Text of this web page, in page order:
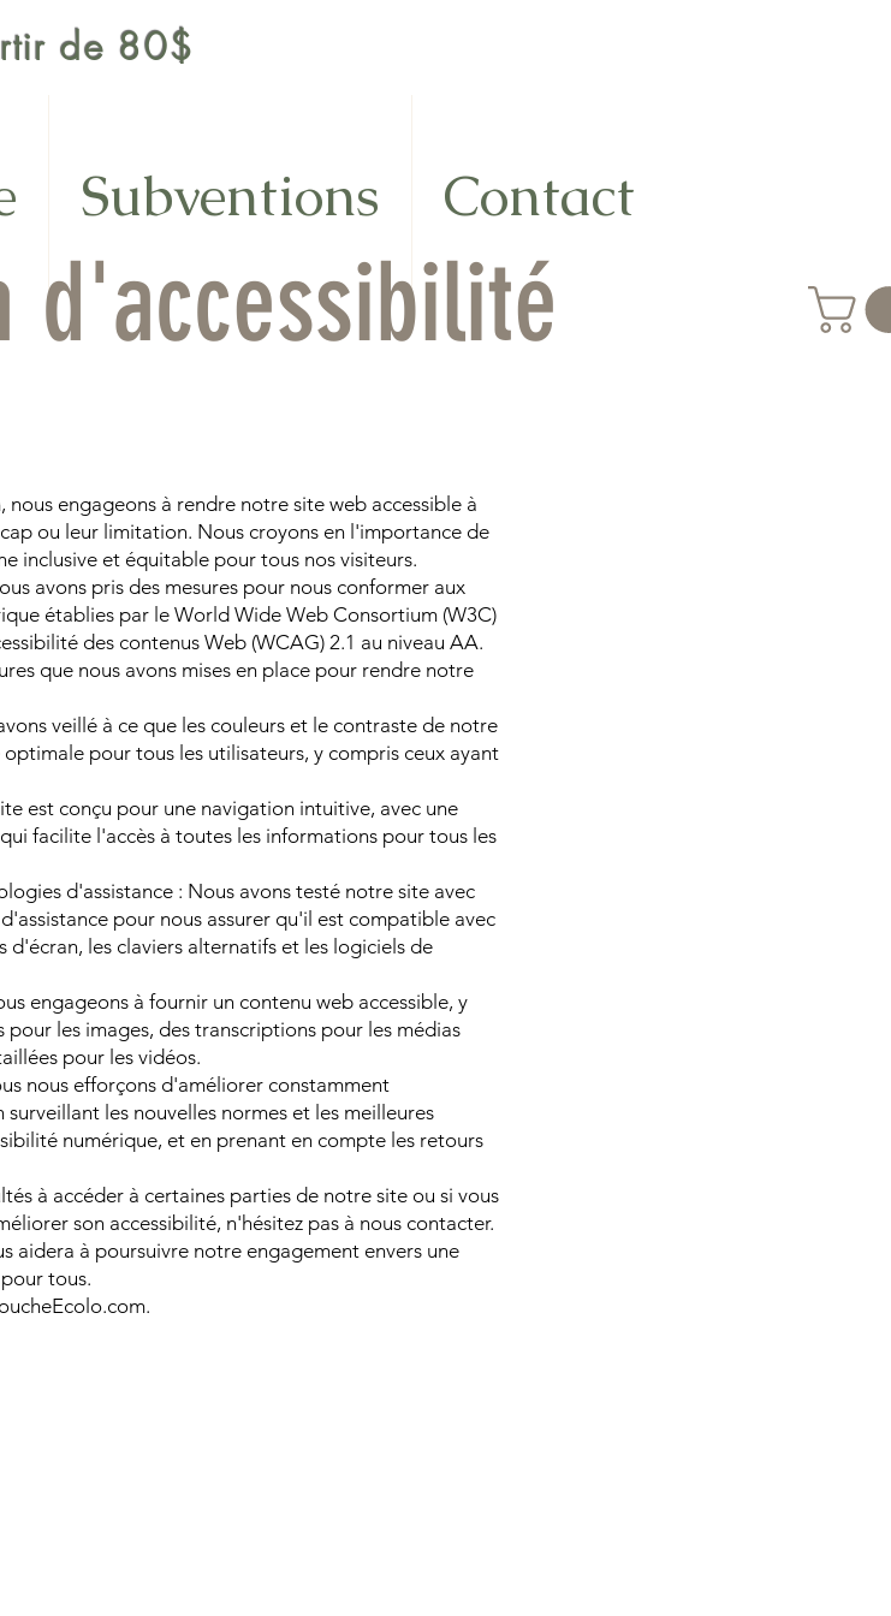
de 80$
Subventions Contact
d'accessibilité
nous engageons à rendre notre site web accessible à
ou leur limitation. Nous croyons en l'importance de
inclusive et équitable pour tous nos visiteurs.
avons pris des mesures pour nous conformer aux
établies par le World Wide Web Consortium (W3C)
des contenus Web (WCAG) 2.1 au niveau AA.
que nous avons mises en place pour rendre notre
veillé à ce que les couleurs et le contraste de notre
pour tous les utilisateurs, y compris ceux ayant
est conçu pour une navigation intuitive, avec une
facilite l'accès à toutes les informations pour tous les
d'assistance : Nous avons testé notre site avec
pour nous assurer qu'il est compatible avec
d'écran, les claviers alternatifs et les logiciels de
engageons à fournir un contenu web accessible, y
les images, des transcriptions pour les médias
pour les vidéos.
nous efforçons d'améliorer constamment
surveillant les nouvelles normes et les meilleures
numérique, et en prenant en compte les retours
à accéder à certaines parties de notre site ou si vous
son accessibilité, n'hésitez pas à nous contacter.
aidera à poursuivre notre engagement envers une
tous.